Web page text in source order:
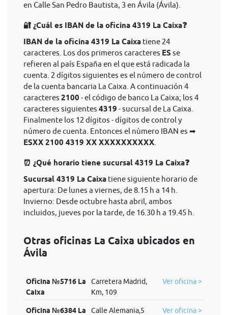
en Calle San Pedro Bautista, 3 en Ávila (Ávila).
🔐 ¿Cuál es IBAN de la oficina 4319 La Caixa❓
IBAN de la oficina 4319 La Caixa tiene 24
caracteres. Los dos primeros caracteres ES se
refieren al país España en el que está radicada la
cuenta. 2 dígitos siguientes es el número de control
de la cuenta bancaria La Caixa. A continuación 4
caracteres 2100 - el código de banco La Caixa; los 4
caracteres siguientes 4319 - sucursal de La Caixa.
Finalmente los 12 dígitos - dígitos de control y
número de cuenta. Entonces el nùmero IBAN es ➡
ESXX 2100 4319 XX XXXXXXXXXX
⏰ ¿Qué horario tiene sucursal 4319 La Caixa❓
Sucursal 4319 La Caixa tiene siguiente horario de
apertura: De lunes a viernes, de 8.15 h a 14 h.
Invierno: Desde octubre hasta abril, ambos
incluidos, jueves por la tarde, de 16.30 h a 19.45 h.
Otras oficinas La Caixa ubicados en
Ávila
Oficina №5716 La
Caixa
Carretera Madrid,
Km, 109
Ver oficina >
Oficina №6384 La
Calle Alemania,5 Ver oficina >